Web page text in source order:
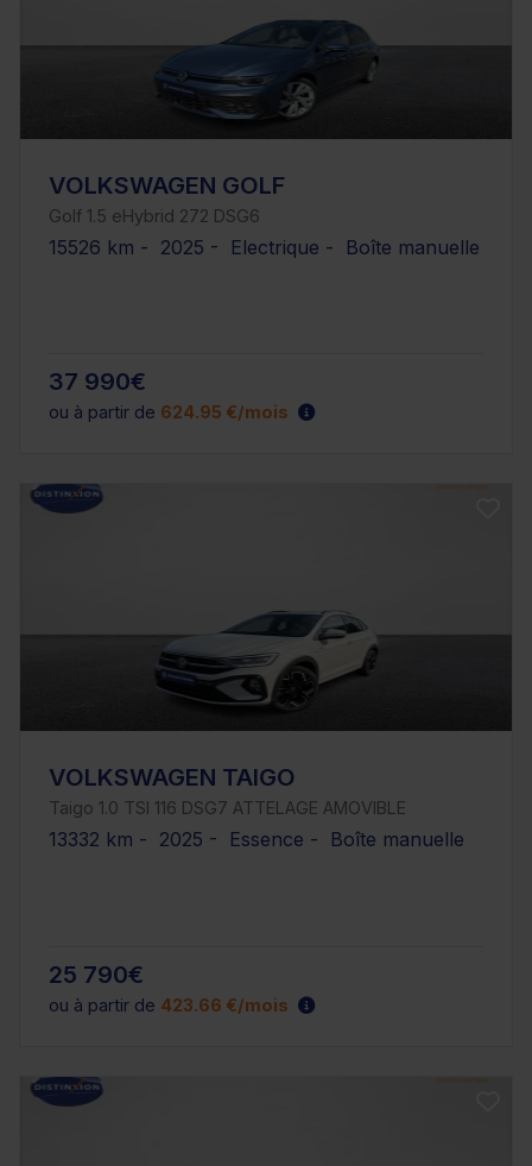
VOLKSWAGEN GOLF
Golf 1.5 eHybrid 272 DSG6
15526 km - 2025 - Electrique - Boîte manuelle
37 990€
ou à partir de 624.95 €/mois
VOLKSWAGEN TAIGO
Taigo 1.0 TSI 116 DSG7 ATTELAGE AMOVIBLE
13332 km - 2025 - Essence - Boîte manuelle
25 790€
ou à partir de 423.66 €/mois